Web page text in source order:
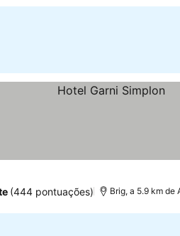
(444 pontuações) Brig, a 5.9 km de